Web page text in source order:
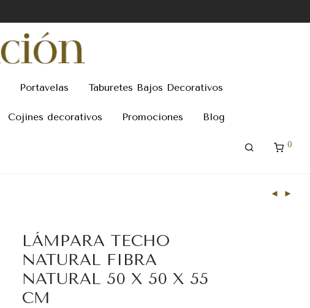
Portavelas Taburetes Bajos Decorativos
Cojines decorativos Promociones Blog
0
LÁMPARA TECHO
NATURAL FIBRA
NATURAL 50 X 50 X 55
CM